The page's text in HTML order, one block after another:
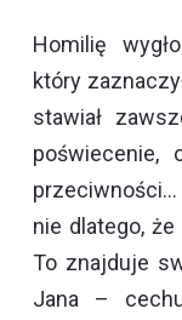
Homilię
który
stawiał
poświecenie,
nie dlatego,
To znajduje
Jana –